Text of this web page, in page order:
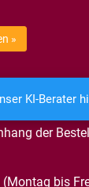
KI-Berater
»
der
bis